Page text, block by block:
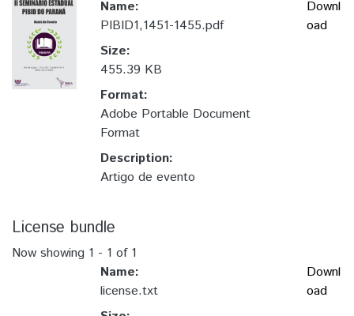
Name:
PIBID1,1451-1455.pdf
Size:
455.39 KB
Format:
Adobe Portable Document
Format
Description:
Artigo de evento
Downl
oad
License bundle
Now showing 1 - 1 of 1
Name:
license.txt
Downl
oad